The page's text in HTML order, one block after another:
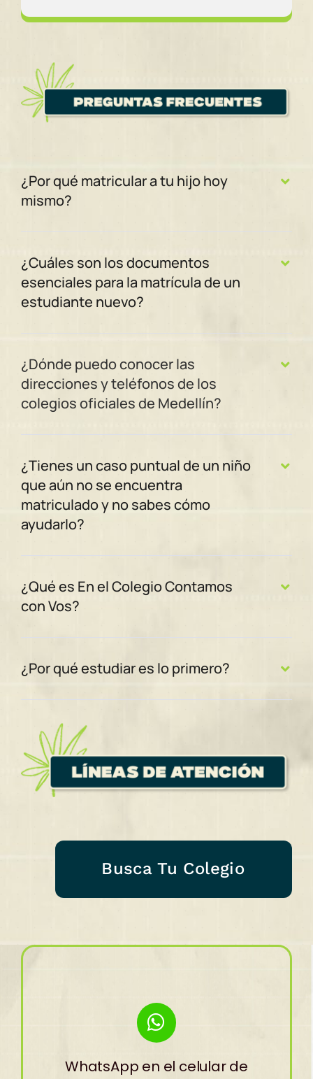
Busca Tu Colegio
¿Por qué matricular a tu hijo hoy
mismo?
¿Cuáles son los documentos
esenciales para la matrícula de un
estudiante nuevo?
¿Dónde puedo conocer las
direcciones y teléfonos de los
colegios oficiales de Medellín?
¿Tienes un caso puntual de un niño
que aún no se encuentra
matriculado y no sabes cómo
ayudarlo?
¿Qué es En el Colegio Contamos
con Vos?
¿Por qué estudiar es lo primero?
WhatsApp en el celular de